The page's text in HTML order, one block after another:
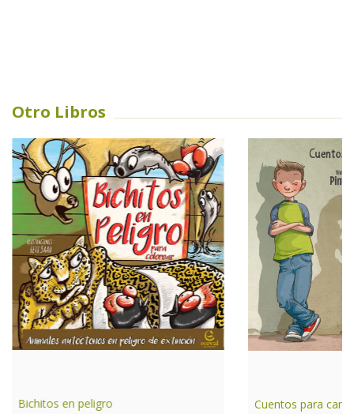
Otro Libros
Bichitos en peligro Cuentos para